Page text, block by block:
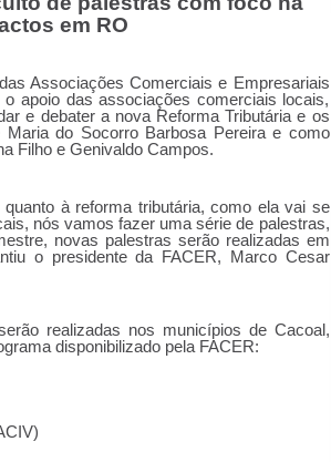
em RO
Associações Comerciais e Empresariais
apoio das associações comerciais locais,
e debater a nova Reforma Tributária e os
do Socorro Barbosa Pereira e como
Filho e Genivaldo Campos.
à reforma tributária, como ela vai se
nós vamos fazer uma série de palestras,
novas palestras serão realizadas em
o presidente da FACER, Marco Cesar
realizadas nos municípios de Cacoal,
disponibilizado pela FACER: